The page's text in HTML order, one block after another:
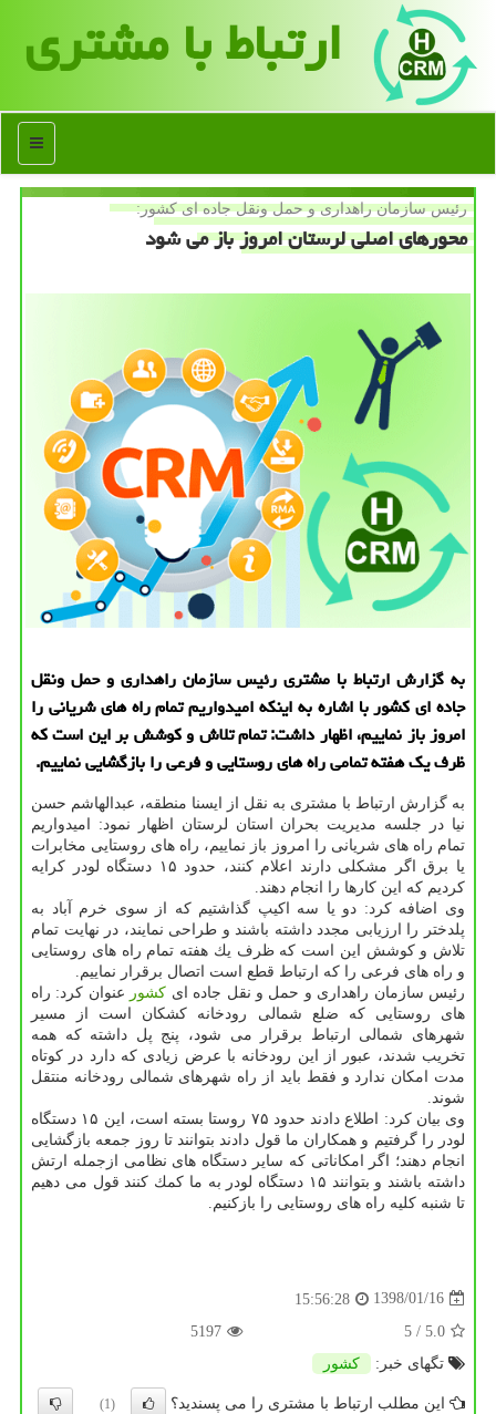
ارتباط با مشتری
منو
رئیس سازمان راهداری و حمل ونقل جاده ای كشور:
محورهای اصلی لرستان امروز باز می شود
به گزارش ارتباط با مشتری رئیس سازمان راهداری و حمل ونقل
جاده ای كشور با اشاره به اینكه امیدواریم تمام راه های شریانی را
امروز باز نماییم، اظهار داشت: تمام تلاش و كوشش بر این است كه
ظرف یك هفته تمامی راه های روستایی و فرعی را بازگشایی نماییم.
به گزارش ارتباط با مشتری به نقل از ایسنا منطقه، عبدالهاشم حسن
نیا در جلسه مدیریت بحران استان لرستان اظهار نمود: امیدواریم
تمام راه های شریانی را امروز باز نماییم، راه های روستایی مخابرات
یا برق اگر مشكلی دارند اعلام كنند، حدود ۱۵ دستگاه لودر كرایه
كردیم كه این كارها را انجام دهند.
وی اضافه كرد: دو یا سه اكیپ گذاشتیم كه از سوی خرم آباد به
پلدختر را ارزیابی مجدد داشته باشند و طراحی نمایند، در نهایت تمام
تلاش و كوشش این است كه ظرف یك هفته تمام راه های روستایی
و راه های فرعی را كه ارتباط قطع است اتصال برقرار نماییم.
رئیس سازمان راهداری و حمل و نقل جاده ای كشور عنوان كرد: راه
های روستایی كه ضلع شمالی رودخانه كشكان است از مسیر
شهرهای شمالی ارتباط برقرار می شود، پنج پل داشته كه همه
تخریب شدند، عبور از این رودخانه با عرض زیادی كه دارد در كوتاه
مدت امكان ندارد و فقط باید از راه شهرهای شمالی رودخانه منتقل
شوند.
وی بیان كرد: اطلاع دادند حدود ۷۵ روستا بسته است، این ۱۵ دستگاه
لودر را گرفتیم و همكاران ما قول دادند بتوانند تا روز جمعه بازگشایی
انجام دهند؛ اگر امكاناتی كه سایر دستگاه های نظامی ازجمله ارتش
داشته باشند و بتوانند ۱۵ دستگاه لودر به ما كمك كنند قول می دهیم
تا شنبه كلیه راه های روستایی را بازكنیم.
1398/01/16
15:56:28
5.0
/ 5
5197
تگهای خبر:
كشور
این مطلب ارتباط با مشتری را می پسندید؟
(1)